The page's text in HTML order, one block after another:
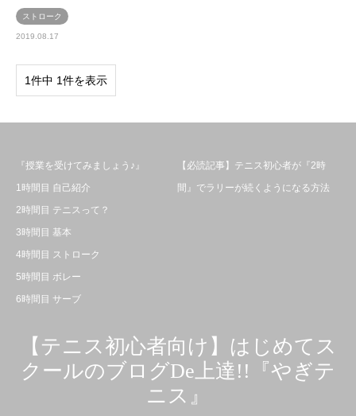
ストローク
2019.08.17
1件中 1件を表示
『授業を受けてみましょう♪』
1時間目 自己紹介
2時間目 テニスって？
3時間目 基本
4時間目 ストローク
5時間目 ボレー
6時間目 サーブ
【必読記事】テニス初心者が『2時
間』でラリーが続くようになる方法
【テニス初心者向け】はじめてス
クールのブログDe上達!!『やぎテ
ニス』